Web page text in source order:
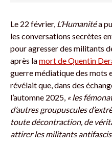
Le 22 février, L’Humanitéa
les conversations secrètes
pour agresser des militants
après lamort de Quentin
guerre médiatique des mots
révélait que, dans des
l’automne 2025, « les
d’autres groupuscules
toute décontraction, de
attirer les militants